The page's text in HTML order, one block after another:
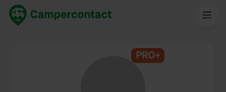
PRO+